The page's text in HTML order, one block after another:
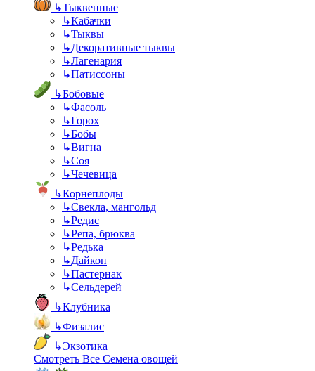
↳Тыквенные
↳Кабачки
↳Тыквы
↳Декоративные тыквы
↳Лагенария
↳Патиссоны
↳Бобовые
↳Фасоль
↳Горох
↳Бобы
↳Вигна
↳Соя
↳Чечевица
↳Корнеплоды
↳Свекла, мангольд
↳Редис
↳Репа, брюква
↳Редька
↳Дайкон
↳Пастернак
↳Сельдерей
↳Клубника
↳Физалис
↳Экзотика
Смотреть Все Семена овощей